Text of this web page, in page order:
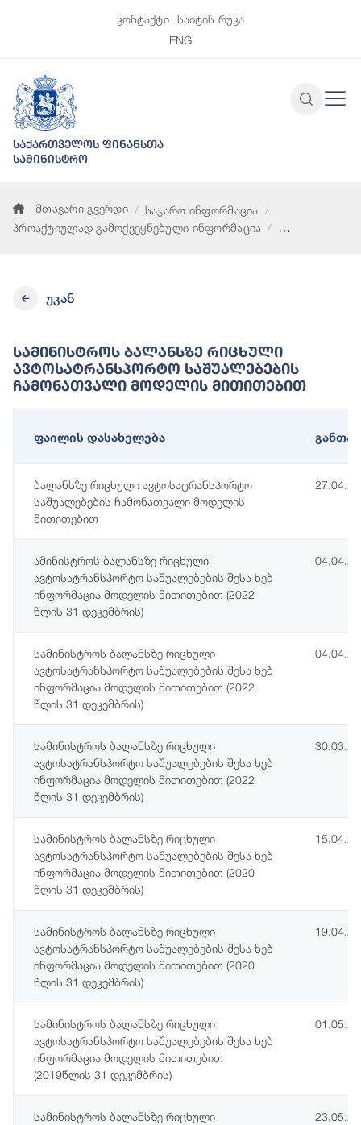
კონტაქტი
საიტის რუკა
ENG
საქართველოს ფინანსთა
სამინისტრო
მთავარი გვერდი
საჯარო ინფორმაცია
პროაქტიულად გამოქვეყნებული ინფორმაცია
უკან
Სამინისტროს Ბალანსზე Რიცხული
Ავტოსატრანსპორტო Საშუალებების
Ჩამონათვალი Მოდელის Მითითებით
ფაილის დასახელება
ბალანსზე რიცხული ავტოსატრანსპორტო
საშუალებების ჩამონათვალი მოდელის
მითითებით
ამინისტროს ბალანსზე რიცხული
ავტოსატრანსპორტო საშუალებების შესა ხებ
ინფორმაცია მოდელის მითითებით (2022
წლის 31 დეკემბრის)
სამინისტროს ბალანსზე რიცხული
ავტოსატრანსპორტო საშუალებების შესა ხებ
ინფორმაცია მოდელის მითითებით (2022
წლის 31 დეკემბრის)
სამინისტროს ბალანსზე რიცხული
ავტოსატრანსპორტო საშუალებების შესა ხებ
ინფორმაცია მოდელის მითითებით (2022
წლის 31 დეკემბრის)
სამინისტროს ბალანსზე რიცხული
ავტოსატრანსპორტო საშუალებების შესა ხებ
ინფორმაცია მოდელის მითითებით (2020
წლის 31 დეკემბრის)
სამინისტროს ბალანსზე რიცხული
ავტოსატრანსპორტო საშუალებების შესა ხებ
ინფორმაცია მოდელის მითითებით (2020
წლის 31 დეკემბრის)
სამინისტროს ბალანსზე რიცხული
ავტოსატრანსპორტო საშუალებების შესა ხებ
ინფორმაცია მოდელის მითითებით
(2019წლის 31 დეკემბრის)
სამინისტროს ბალანსზე რიცხული